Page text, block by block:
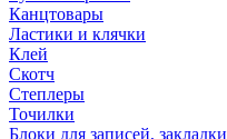
Канцтовары
Ластики и клячки
Клей
Скотч
Степлеры
Точилки
Блоки для записей, закладки